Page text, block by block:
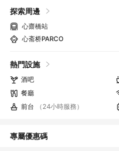
探索周邊
心齋橋站
心斋桥PARCO
熱門設施
酒吧
餐廳
前台
（24小時服務）
專屬優惠碼